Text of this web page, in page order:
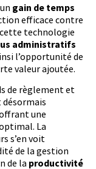
gain de temps
efficace contre
technologie
administratifs
l’opportunité de
valeur ajoutée.
de règlement et
désormais
une
La
s’en voit
de la gestion
de la productivité